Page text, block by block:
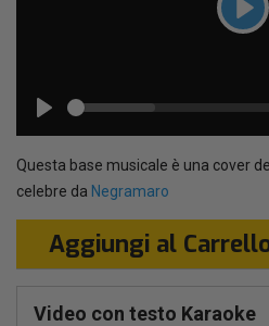
Play
Seek
Questa base musicale è una cover
celebre da Negramaro
Aggiungi al
Video con testo Karaoke